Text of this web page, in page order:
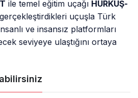
ile temel eğitim uçağı HÜRKUŞ-
uçuşla Türk
ve insansız platformları
seviyeye ulaştığını ortaya